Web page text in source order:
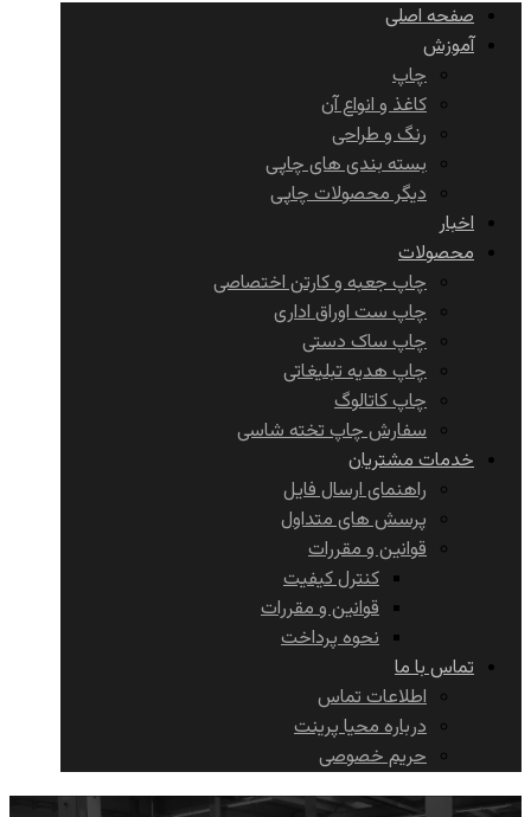
صفحه اصلی
آموزش
چاپ
کاغذ و انواع آن
رنگ و طراحی
بسته بندی های چاپی
دیگر محصولات چاپی
اخبار
محصولات
چاپ جعبه و کارتن اختصاصی
چاپ ست اوراق اداری
چاپ ساک دستی
چاپ هدیه تبلیغاتی
چاپ کاتالوگ
سفارش چاپ تخته شاسی
خدمات مشتریان
راهنمای ارسال فایل
پرسش های متداول
قوانین و مقررات
کنترل کیفیت
قوانین و مقررات
نحوه پرداخت
تماس با ما
اطلاعات تماس
درباره محیا پرینت
حریم خصوصی